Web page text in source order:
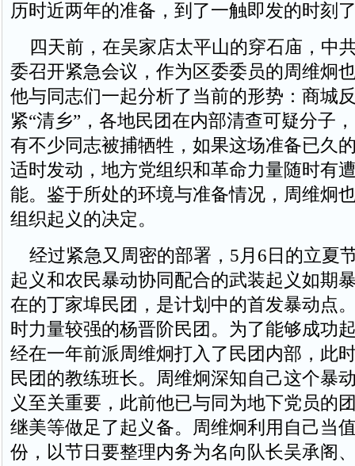
历时近两年的准备，到了一触即发的时刻
四天前，在吴家店太平山的穿石庙，中
委召开紧急会议，作为区委委员的周维炯
他与同志们一起分析了当前的形势：商城
紧“清乡”，各地民团在内部清查可疑分子
有不少同志被捕牺牲，如果这场准备已久
适时发动，地方党组织和革命力量随时有
能。鉴于所处的环境与准备情况，周维炯
组织起义的决定。
经过紧急又周密的部署，5月6日的立夏
起义和农民暴动协同配合的武装起义如期
在的丁家埠民团，是计划中的首发暴动点
时力量较强的杨晋阶民团。为了能够成功
经在一年前派周维炯打入了民团内部，此
民团的教练班长。周维炯深知自己这个暴
义至关重要，此前他已与同为地下党员的
继美等做足了起义备。周维炯利用自己当
份，以节日要整理内务为名向队长吴承阁